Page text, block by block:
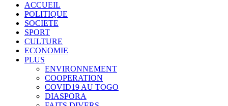
ACCUEIL
POLITIQUE
SOCIETE
SPORT
CULTURE
ECONOMIE
PLUS
ENVIRONNEMENT
COOPERATION
COVID19 AU TOGO
DIASPORA